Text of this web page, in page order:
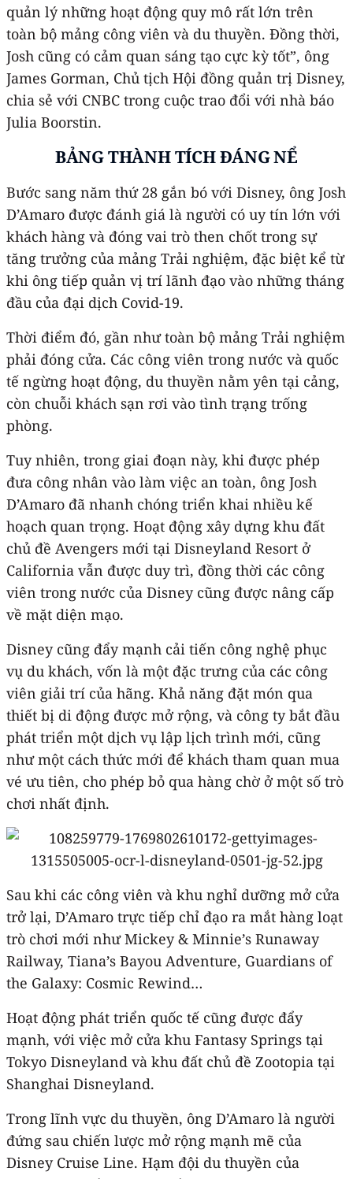
quản lý những hoạt động quy mô rất lớn trên
toàn bộ mảng công viên và du thuyền. Đồng thời,
Josh cũng có cảm quan sáng tạo cực kỳ tốt”, ông
James Gorman, Chủ tịch Hội đồng quản trị Disney,
chia sẻ với CNBC trong cuộc trao đổi với nhà báo
Julia Boorstin.
BẢNG THÀNH TÍCH ĐÁNG NỂ
Bước sang năm thứ 28 gắn bó với Disney, ông Josh
D’Amaro được đánh giá là người có uy tín lớn với
khách hàng và đóng vai trò then chốt trong sự
tăng trưởng của mảng Trải nghiệm, đặc biệt kể từ
khi ông tiếp quản vị trí lãnh đạo vào những tháng
đầu của đại dịch Covid-19.
Thời điểm đó, gần như toàn bộ mảng Trải nghiệm
phải đóng cửa. Các công viên trong nước và quốc
tế ngừng hoạt động, du thuyền nằm yên tại cảng,
còn chuỗi khách sạn rơi vào tình trạng trống
phòng.
Tuy nhiên, trong giai đoạn này, khi được phép
đưa công nhân vào làm việc an toàn, ông Josh
D’Amaro đã nhanh chóng triển khai nhiều kế
hoạch quan trọng. Hoạt động xây dựng khu đất
chủ đề Avengers mới tại Disneyland Resort ở
California vẫn được duy trì, đồng thời các công
viên trong nước của Disney cũng được nâng cấp
về mặt diện mạo.
Disney cũng đẩy mạnh cải tiến công nghệ phục
vụ du khách, vốn là một đặc trưng của các công
viên giải trí của hãng. Khả năng đặt món qua
thiết bị di động được mở rộng, và công ty bắt đầu
phát triển một dịch vụ lập lịch trình mới, cũng
như một cách thức mới để khách tham quan mua
vé ưu tiên, cho phép bỏ qua hàng chờ ở một số trò
chơi nhất định.
Sau khi các công viên và khu nghỉ dưỡng mở cửa
trở lại, D’Amaro trực tiếp chỉ đạo ra mắt hàng loạt
trò chơi mới như Mickey & Minnie’s Runaway
Railway, Tiana’s Bayou Adventure, Guardians of
the Galaxy: Cosmic Rewind…
Hoạt động phát triển quốc tế cũng được đẩy
mạnh, với việc mở cửa khu Fantasy Springs tại
Tokyo Disneyland và khu đất chủ đề Zootopia tại
Shanghai Disneyland.
Trong lĩnh vực du thuyền, ông D’Amaro là người
đứng sau chiến lược mở rộng mạnh mẽ của
Disney Cruise Line. Hạm đội du thuyền của